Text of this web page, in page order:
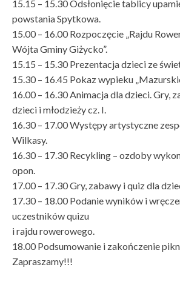
15.15 – 15.30 Odsłonięcie tablicy
powstania Spytkowa.
15.00 – 16.00 Rozpoczęcie „Rajdu
Wójta Gminy Giżycko”.
15.15 – 15.30 Prezentacja dzieci ze
15.30 – 16.45 Pokaz wypieku
16.00 – 16.30 Animacja dla dzieci. Gry,
dzieci i młodzieży cz. I.
16.30 – 17.00 Występy artystyczne
Wilkasy.
16.30 – 17.30 Recykling – ozdoby
opon.
17.00 – 17.30 Gry, zabawy i quiz dla
17.30 – 18.00 Podanie wyników i
uczestników quizu
i rajdu rowerowego.
18.00 Podsumowanie i zakończenie
Zapraszamy!!!